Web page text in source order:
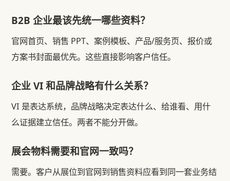
B2B 企业最该先统一哪些资料？
官网首页、销售 PPT、案例模板、产品/服务页、报价或
方案书封面最优先。这些直接影响客户信任。
企业 VI 和品牌战略有什么关系？
VI 是表达系统，品牌战略决定表达什么、给谁看、用什
么证据建立信任。两者不能分开做。
展会物料需要和官网一致吗？
需要。客户从展位到官网到销售资料应看到同一套业务结